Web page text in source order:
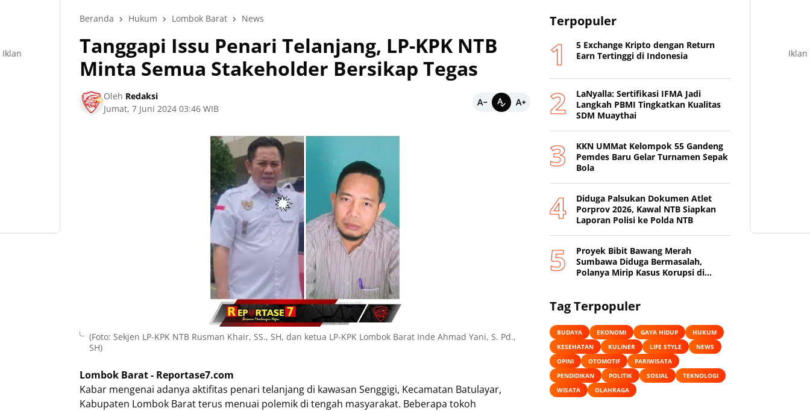
Beranda Hukum Lombok Barat News
Tanggapi Issu Penari Telanjang, LP-KPK NTB
Minta Semua Stakeholder Bersikap Tegas
Oleh Redaksi
Jumat, 7 Juni 2024 03:46 WIB
(Foto: Sekjen LP-KPK NTB Rusman Khair, SS., SH, dan ketua LP-KPK Lombok Barat Inde Ahmad Yani, S. Pd.,
SH)
Lombok Barat - Reportase7.com
Kabar mengenai adanya aktifitas penari telanjang di kawasan Senggigi, Kecamatan Batulayar,
Kabupaten Lombok Barat terus menuai polemik di tengah masyarakat. Beberapa tokoh
Terpopuler
5 Exchange Kripto dengan Return
Earn Tertinggi di Indonesia
LaNyalla: Sertifikasi IFMA Jadi
Langkah PBMI Tingkatkan Kualitas
SDM Muaythai
KKN UMMat Kelompok 55 Gandeng
Pemdes Baru Gelar Turnamen Sepak
Bola
Diduga Palsukan Dokumen Atlet
Porprov 2026, Kawal NTB Siapkan
Laporan Polisi ke Polda NTB
Proyek Bibit Bawang Merah
Sumbawa Diduga Bermasalah,
Polanya Mirip Kasus Korupsi di
Tag Terpopuler
BUDAYA EKONOMI GAYA HIDUP
HUKUM
KESEHATAN
KULINER LIFE STYLE
NEWS
OPINI
OTOMOTIF
PARIWISATA
PENDIDIKAN
POLITIK SOSIAL
TEKNOLOGI
WISATA
OLAHRAGA
Iklan Iklan